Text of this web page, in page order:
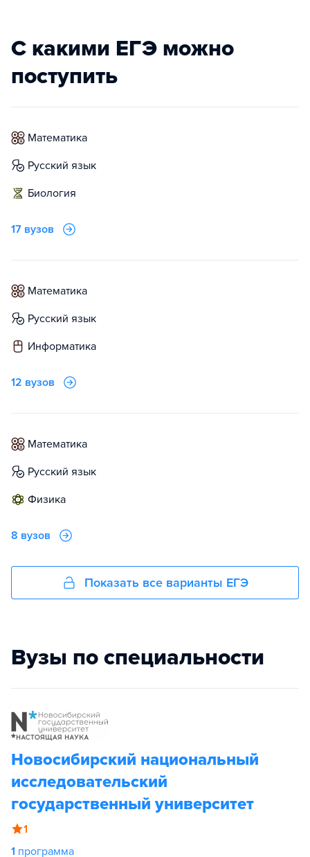
С какими ЕГЭ можно
поступить
математика
русский язык
биология
17 вузов
математика
русский язык
информатика
12 вузов
математика
русский язык
физика
8 вузов
Показать все варианты ЕГЭ
Вузы по специальности
Новосибирский национальный
исследовательский
государственный университет
1
1 программа